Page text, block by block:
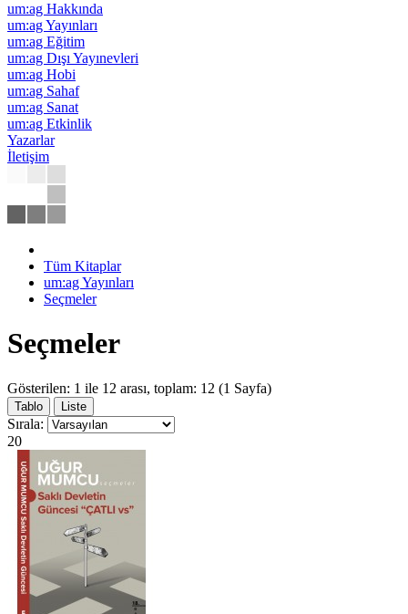
um:ag Hakkında
um:ag Yayınları
um:ag Eğitim
um:ag Dışı Yayınevleri
um:ag Hobi
um:ag Sahaf
um:ag Sanat
um:ag Etkinlik
Yazarlar
İletişim
Tüm Kitaplar
um:ag Yayınları
Seçmeler
Seçmeler
Gösterilen: 1 ile 12 arası, toplam: 12 (1 Sayfa)
Tablo Liste
Sırala:
20